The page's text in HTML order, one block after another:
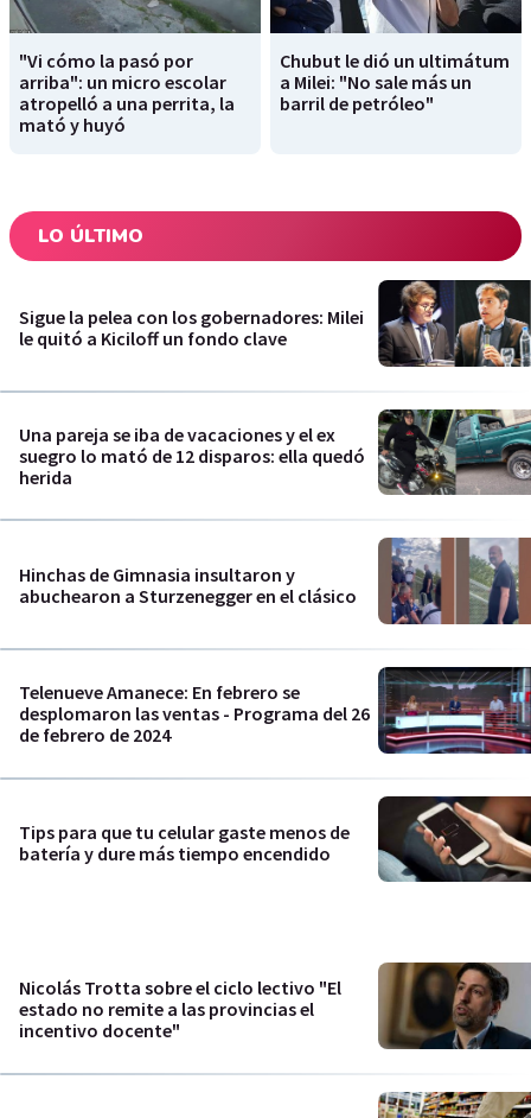
"Vi cómo la pasó por
arriba": un micro escolar
atropelló a una perrita, la
mató y huyó
Chubut le dió un ultimátum
a Milei: "No sale más un
barril de petróleo"
LO ÚLTIMO
Sigue la pelea con los gobernadores: Milei
le quitó a Kiciloff un fondo clave
Una pareja se iba de vacaciones y el ex
suegro lo mató de 12 disparos: ella quedó
herida
Hinchas de Gimnasia insultaron y
abuchearon a Sturzenegger en el clásico
Telenueve Amanece: En febrero se
desplomaron las ventas - Programa del 26
de febrero de 2024
Tips para que tu celular gaste menos de
batería y dure más tiempo encendido
Nicolás Trotta sobre el ciclo lectivo "El
estado no remite a las provincias el
incentivo docente"